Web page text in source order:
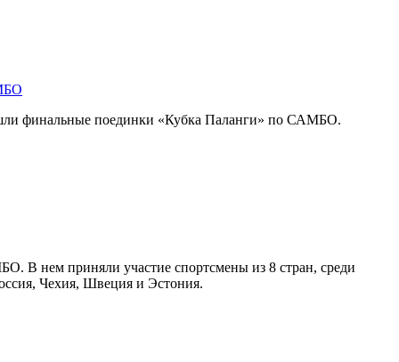
финальные поединки «Кубка Паланги» по САМБО.
В нем приняли участие спортсмены из 8 стран, среди
Чехия, Швеция и Эстония.